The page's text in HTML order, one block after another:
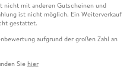
nicht mit anderen Gutscheinen und
ist nicht möglich. Ein Weiterverkauf
gestattet.
aufgrund der großen Zahl an
Sie hier